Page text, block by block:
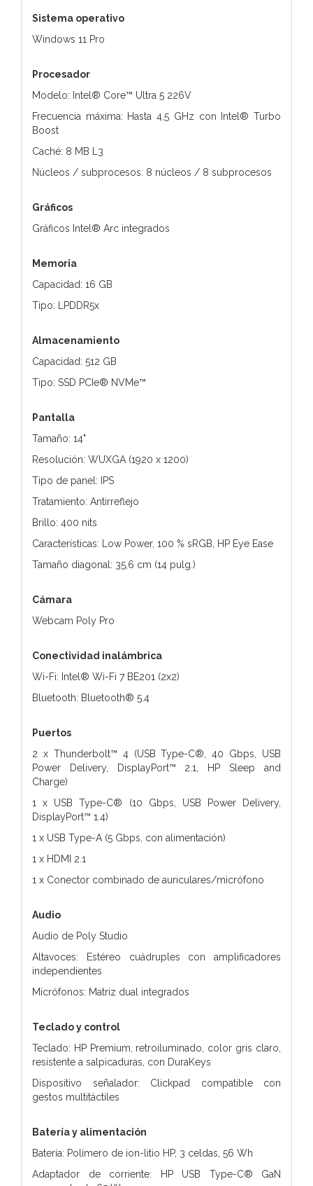
Sistema operativo
Windows 11 Pro
Procesador
Modelo: Intel® Core™ Ultra 5 226V
Frecuencia máxima: Hasta 4,5 GHz con Intel® Turbo
Boost
Caché: 8 MB L3
Núcleos / subprocesos: 8 núcleos / 8 subprocesos
Gráficos
Gráficos Intel® Arc integrados
Memoria
Capacidad: 16 GB
Tipo: LPDDR5x
Almacenamiento
Capacidad: 512 GB
Tipo: SSD PCIe® NVMe™
Pantalla
Tamaño: 14"
Resolución: WUXGA (1920 x 1200)
Tipo de panel: IPS
Tratamiento: Antirreflejo
Brillo: 400 nits
Características: Low Power, 100 % sRGB, HP Eye Ease
Tamaño diagonal: 35,6 cm (14 pulg.)
Cámara
Webcam Poly Pro
Conectividad inalámbrica
Wi-Fi: Intel® Wi-Fi 7 BE201 (2x2)
Bluetooth: Bluetooth® 5.4
Puertos
2 x Thunderbolt™ 4 (USB Type-C®, 40 Gbps, USB
Power Delivery, DisplayPort™ 2.1, HP Sleep and
Charge)
1 x USB Type-C® (10 Gbps, USB Power Delivery,
DisplayPort™ 1.4)
1 x USB Type-A (5 Gbps, con alimentación)
1 x HDMI 2.1
1 x Conector combinado de auriculares/micrófono
Audio
Audio de Poly Studio
Altavoces: Estéreo cuádruples con amplificadores
independientes
Micrófonos: Matriz dual integrados
Teclado y control
Teclado: HP Premium, retroiluminado, color gris claro,
resistente a salpicaduras, con DuraKeys
Dispositivo señalador: Clickpad compatible con
gestos multitáctiles
Batería y alimentación
Batería: Polímero de ion-litio HP, 3 celdas, 56 Wh
Adaptador de corriente: HP USB Type-C® GaN